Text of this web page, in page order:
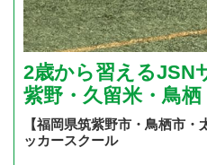
2歳から習える
紫野・久留米・鳥
【福岡県筑紫野市・鳥栖市
ッカースクール